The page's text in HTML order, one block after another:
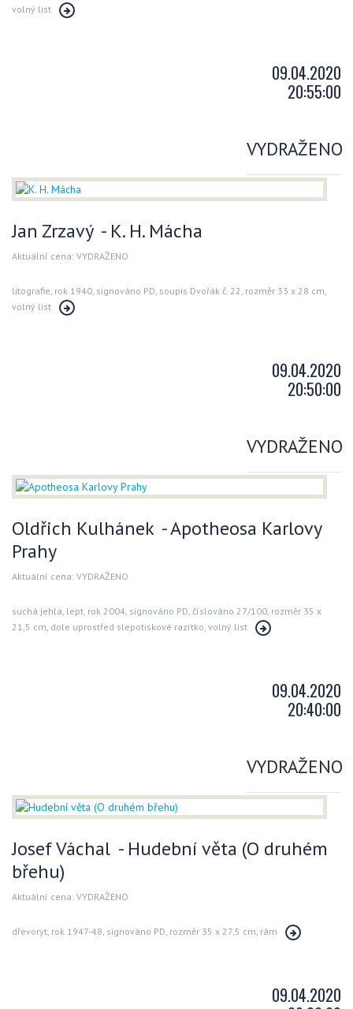
volný list
09.04.2020
20:55:00
VYDRAŽENO
Jan Zrzavý - K. H. Mácha
Aktuální cena: VYDRAŽENO
litografie, rok 1940, signováno PD, soupis Dvořák č. 22, rozměr 33 x 28 cm,
volný list
09.04.2020
20:50:00
VYDRAŽENO
Oldřich Kulhánek - Apotheosa Karlovy
Prahy
Aktuální cena: VYDRAŽENO
suchá jehla, lept, rok 2004, signováno PD, číslováno 27/100, rozměr 35 x
21,5 cm, dole uprostřed slepotiskové razítko, volný list
09.04.2020
20:40:00
VYDRAŽENO
Josef Váchal - Hudební věta (O druhém
břehu)
Aktuální cena: VYDRAŽENO
dřevoryt, rok 1947-48, signováno PD, rozměr 35 x 27,5 cm, rám
09.04.2020